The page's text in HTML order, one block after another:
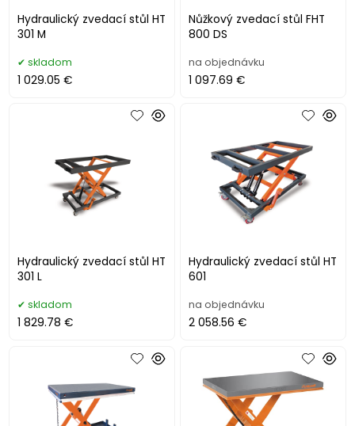
Hydraulický zvedací stůl HT
301 M
skladom
1 029.05 €
Nůžkový zvedací stůl FHT
800 DS
na objednávku
1 097.69 €
Hydraulický zvedací stůl HT
301 L
skladom
1 829.78 €
Hydraulický zvedací stůl HT
601
na objednávku
2 058.56 €